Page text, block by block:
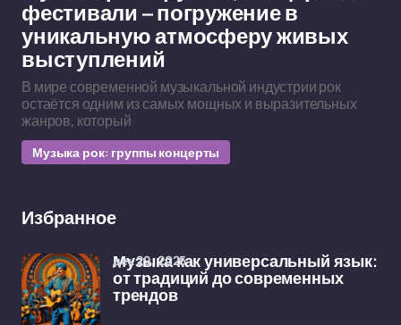
фестивали – погружение в
уникальную атмосферу живых
выступлений
В мире современной музыкальной индустрии рок
остаётся одним из самых мощных и выразительных
жанров, который
Музыка рок: группы концерты
Избранное
Музыка как универсальный язык:
от традиций до современных
трендов
дек 29, 2025